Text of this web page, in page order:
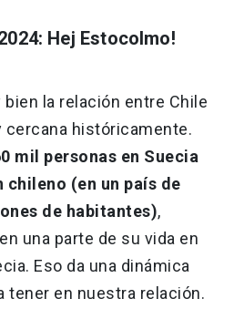
Hej Estocolmo!
bien la relación entre Chile
cercana históricamente.
mil personas en Suecia
chileno (en un país de
de habitantes),
una parte de su vida en
Eso da una dinámica
tener en nuestra relación.